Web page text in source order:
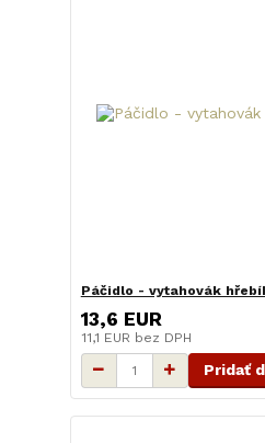
Páčidlo - vytahovák
13,6 EUR
11,1 EUR bez DPH
Pridať